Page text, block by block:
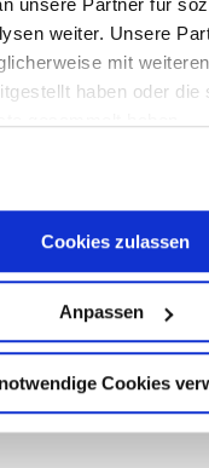
unsere Partner für
weiter. Unsere
mit
haben oder
Cookies zulassen
Anpassen
Cookies
route